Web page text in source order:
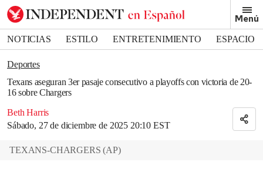
Menú
NOTICIAS ESTILO ENTRETENIMIENTO
ESPACIO
DEPORTES
Deportes
Texans aseguran 3er pasaje consecutivo a playoffs con victoria de 20-
16 sobre Chargers
Beth Harris
Sábado, 27 de diciembre de 2025 20:10 EST
Bookmark popover
Removed from bookmarks
Close popover
TEXANS-CHARGERS (AP)